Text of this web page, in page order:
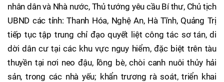
nhân dân và Nhà nước, Thủ tướng yêu cầu Bí thư, Chủ tịch
UBND các tỉnh: Thanh Hóa, Nghệ An, Hà Tĩnh, Quảng Trị
tiếp tục tập trung chỉ đạo quyết liệt công tác sơ tán, di
dời dân cư tại các khu vực nguy hiểm, đặc biệt trên tàu
thuyền tại nơi neo đậu, lồng bè, chòi canh nuôi thủy hải
sản, trong các nhà yếu; khẩn trương rà soát, triển khai